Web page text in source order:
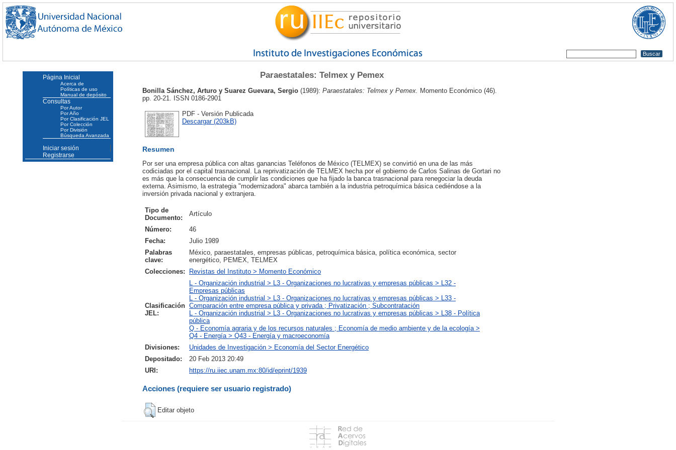
Paraestatales: Telmex y Pemex
Bonilla Sánchez, Arturo y Suarez Guevara, Sergio (1989): Paraestatales: Telmex y Pemex.
Momento Económico (46).
pp. 20-21. ISSN 0186-2901
PDF - Versión Publicada
Descargar (203kB)
Resumen
Por ser una empresa pública con altas ganancias Teléfonos de México (TELMEX) se convirtió en una de las más
codiciadas por el capital trasnacional. La reprivatización de TELMEX hecha por el gobierno de Carlos Salinas de Gortari no
es más que la consecuencia de cumplir las condiciones que ha fijado la banca trasnacional para renegociar la deuda
externa. Asimismo, la estrategia "modernizadora" abarca también a la industria petroquímica básica cediéndose a la
inversión privada nacional y extranjera.
Tipo de
Documento:
Artículo
Número:
46
Fecha:
Julio 1989
Palabras
clave:
México, paraestatales, empresas públicas, petroquímica básica, política económica, sector
energético, PEMEX, TELMEX
Colecciones:
Revistas del Instituto > Momento Económico
Clasificación
JEL:
L - Organización industrial > L3 - Organizaciones no lucrativas y empresas públicas > L32 -
Empresas públicas
L - Organización industrial > L3 - Organizaciones no lucrativas y empresas públicas > L33 -
Comparación entre empresa pública y privada ; Privatización ; Subcontratación
L - Organización industrial > L3 - Organizaciones no lucrativas y empresas públicas > L38 - Política
pública
Q - Economía agraria y de los recursos naturales ; Economía de medio ambiente y de la ecología >
Q4 - Energía > Q43 - Energía y macroeconomía
Divisiones:
Unidades de Investigación > Economía del Sector Energético
Depositado:
20 Feb 2013 20:49
URI:
https://ru.iiec.unam.mx:80/id/eprint/1939
Acciones (requiere ser usuario registrado)
Editar objeto
Página Inicial
Acerca de
Políticas de uso
Manual de depósito
Consultas
Por Autor
Por Año
Por Clasificación JEL
Por Colección
Por División
Búsqueda Avanzada
Iniciar sesión
Registrarse